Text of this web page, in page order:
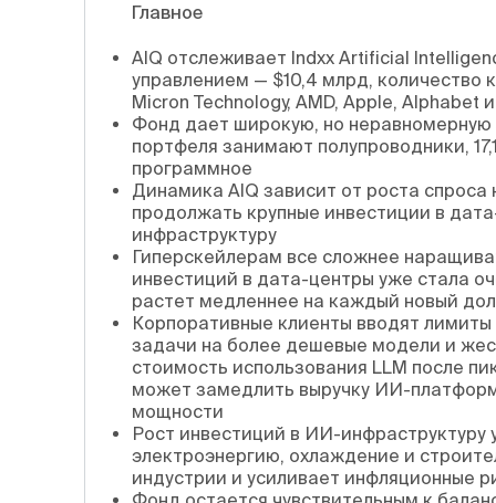
Главное
AIQ отслеживает Indxx Artificial
управлением — $10,4 млрд, количество
Micron Technology, AMD, Apple, Alphabet
Фонд дает широкую, но
портфеля занимают полупроводники,
программное
Динамика AIQ зависит от роста
продолжать крупные инвестиции в
инфраструктуру
Гиперскейлерам все сложнее
инвестиций в дата-центры уже стала
растет медленнее на каждый новый
Корпоративные клиенты вводят
задачи на более дешевые модели и
стоимость использования LLM после
может замедлить выручку ИИ-
мощности
Рост инвестиций в ИИ-инфраструктуру
электроэнергию, охлаждение и
индустрии и усиливает инфляционные